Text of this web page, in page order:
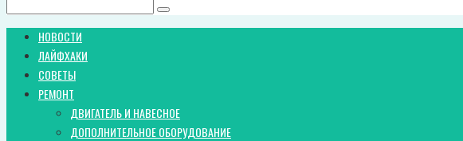
НОВОСТИ
ЛАЙФХАКИ
СОВЕТЫ
РЕМОНТ
ДВИГАТЕЛЬ И НАВЕСНОЕ
ДОПОЛНИТЕЛЬНОЕ ОБОРУДОВАНИЕ